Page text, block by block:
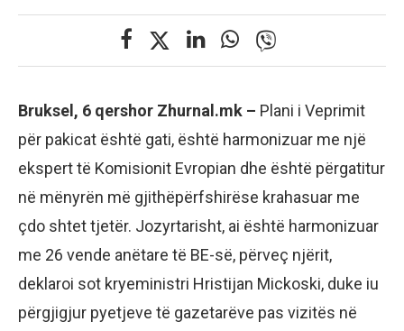
Bruksel, 6 qershor Zhurnal.mk – Plani i Veprimit
për pakicat është gati, është harmonizuar me një
ekspert të Komisionit Evropian dhe është përgatitur
në mënyrën më gjithëpërfshirëse krahasuar me
çdo shtet tjetër. Jozyrtarisht, ai është harmonizuar
me 26 vende anëtare të BE-së, përveç njërit,
deklaroi sot kryeministri Hristijan Mickoski, duke iu
përgjigjur pyetjeve të gazetarëve pas vizitës në